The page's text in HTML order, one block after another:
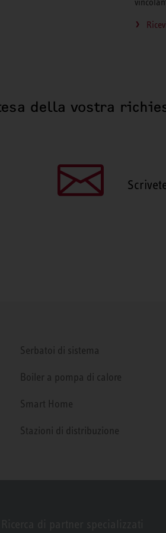
della vostra
Serbatoi di sistema
Boiler a pompa di calore
Smart Home
Stazioni di distribuzione